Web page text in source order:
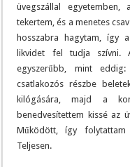
üvegszállal
tekertem, és a menetes
hosszabra hagytam, így
likvidet fel tudja szívni.
egyszerűbb, mint
csatlakozós részbe
kilógására, majd a
benedvesítettem kissé az
Működött, így
Teljesen.